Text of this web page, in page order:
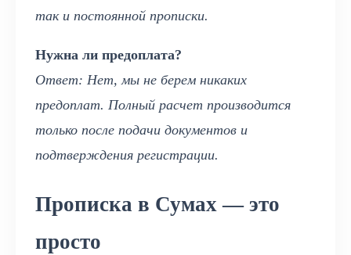
так и постоянной прописки.
Нужна ли предоплата?
Ответ: Нет, мы не берем никаких
предоплат. Полный расчет производится
только после подачи документов и
подтверждения регистрации.
Прописка в Сумах — это
просто